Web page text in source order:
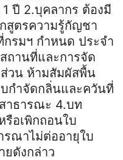
ปี 2.บุคลากร ต้องมี
สูตรความรู้กัญชา
รมฯ กำหนด ประจำ
ถานที่และการจัด
วน ห้ามสัมผัสพื้น
กำจัดกลิ่นและควันที่
าธารณะ 4.บท
รือเพิกถอนใบ
ณาไม่ต่ออายุใบ
ดังกล่าว